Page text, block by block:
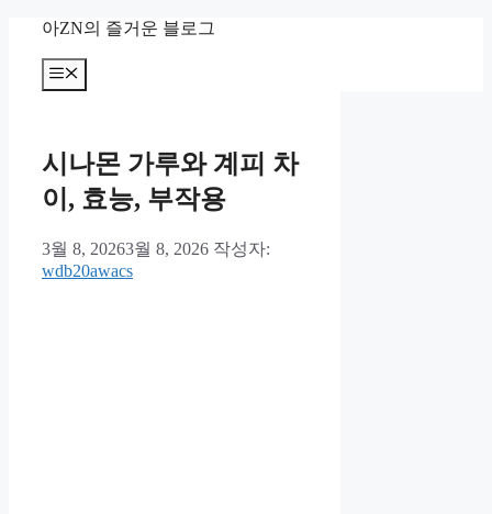
아ZN의 즐거운 블로그
메
뉴
시나몬 가루와 계피 차
이, 효능, 부작용
3월 8, 20263월 8, 2026 작성자:
wdb20awacs